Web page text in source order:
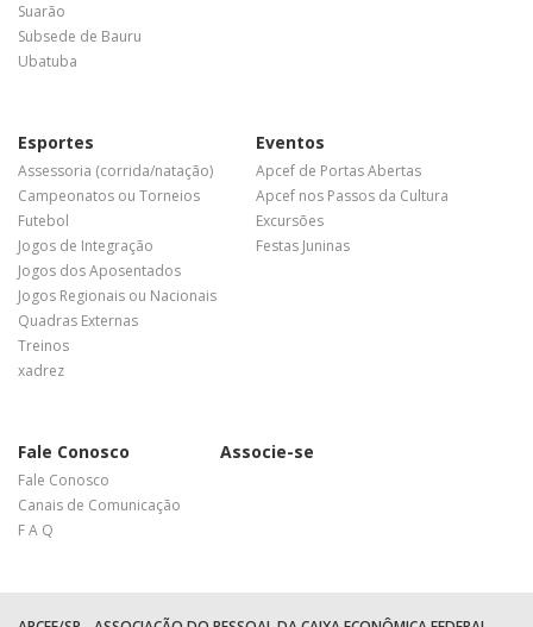
Suarão
Subsede de Bauru
Ubatuba
Esportes
Assessoria (corrida/natação)
Campeonatos ou Torneios
Futebol
Jogos de Integração
Jogos dos Aposentados
Jogos Regionais ou Nacionais
Quadras Externas
Treinos
xadrez
Eventos
Apcef de Portas Abertas
Apcef nos Passos da Cultura
Excursões
Festas Juninas
Fale Conosco
Fale Conosco
Canais de Comunicação
F A Q
Associe-se